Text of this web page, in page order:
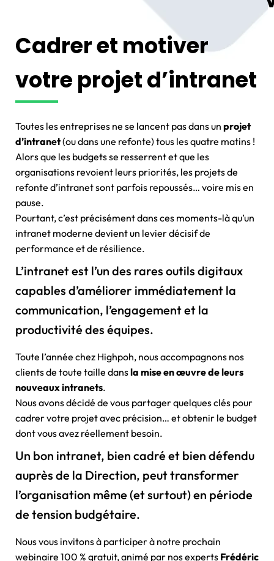
Cadrer et motiver
votre projet d’intranet
Toutes les entreprises ne se lancent pas dans un projet
d’intranet(ou dans une refonte) tous les quatre matins !
Alors que les budgets se resserrent et que les
organisations revoient leurs priorités, les projets de
refonte d’intranet sont parfois repoussés… voire mis en
pause.
Pourtant, c’est précisément dans ces moments-là qu’un
intranet moderne devient un levier décisif de
performance et de résilience.
L’intranet est l’un des rares outils digitaux
capables d’améliorer immédiatement la
communication, l’engagement et la
productivité des équipes.
Toute l’année chez Highpoh, nous accompagnons nos
clients de toute taille dansla mise en œuvre de leurs
nouveaux intranets.
Nous avons décidé de vous partager quelques clés pour
cadrer votre projet avec précision… et obtenir le budget
dont vous avez réellement besoin.
Un bon intranet, bien cadré et bien défendu
auprès de la Direction, peut transformer
l’organisation même (et surtout) en période
de tension budgétaire.
Nous vous invitons à participer à notre prochain
webinaire 100 % gratuit, animé par nos experts Frédéric